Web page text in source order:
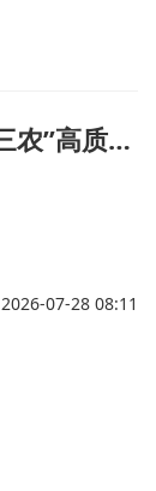
首超3000亿斤、超3.3万亿元 2026上半年“三农”高质量发展“数”给你看！
2026-07-28 08:11